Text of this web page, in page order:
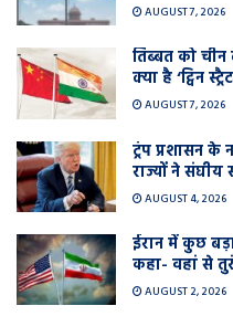
AUGUST 7, 2026
तिब्बत को चीन
क्या है ‘ट्विन
AUGUST 7, 2026
ट्रंप प्रशासन
राज्यों ने
AUGUST 4, 2026
ईरान में कुछ
कहा- वहां से
AUGUST 2, 2026